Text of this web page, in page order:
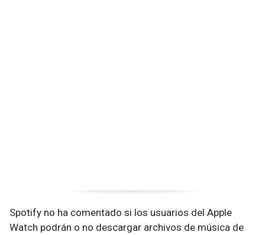
Spotify no ha comentado si los usuarios del Apple
Watch podrán o no descargar archivos de música de